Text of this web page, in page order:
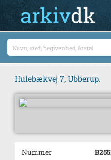
Hulebækvej 7, Ubberup.
Nummer